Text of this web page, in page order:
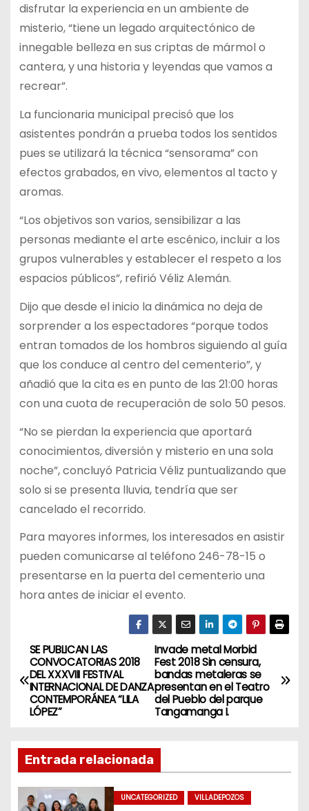
disfrutar la experiencia en un ambiente de
misterio, “tiene un legado arquitectónico de
innegable belleza en sus criptas de mármol o
cantera, y una historia y leyendas que vamos a
recrear”.
La funcionaria municipal precisó que los
asistentes pondrán a prueba todos los sentidos
pues se utilizará la técnica “sensorama” con
efectos grabados, en vivo, elementos al tacto y
aromas.
“Los objetivos son varios, sensibilizar a las
personas mediante el arte escénico, incluir a los
grupos vulnerables y establecer el respeto a los
espacios públicos”, refirió Véliz Alemán.
Dijo que desde el inicio la dinámica no deja de
sorprender a los espectadores “porque todos
entran tomados de los hombros siguiendo al guía
que los conduce al centro del cementerio”, y
añadió que la cita es en punto de las 21:00 horas
con una cuota de recuperación de solo 50 pesos.
“No se pierdan la experiencia que aportará
conocimientos, diversión y misterio en una sola
noche”, concluyó Patricia Véliz puntualizando que
solo si se presenta lluvia, tendría que ser
cancelado el recorrido.
Para mayores informes, los interesados en asistir
pueden comunicarse al teléfono 246-78-15 o
presentarse en la puerta del cementerio una
hora antes de iniciar el evento.
N
a
v
e
g
a
Invade metal Morbid
Fest 2018 Sin censura,
bandas metaleras se
presentan en el Teatro
del Pueblo del parque
Tangamanga I.
SE PUBLICAN LAS
CONVOCATORIAS 2018
DEL XXXVIII FESTIVAL
INTERNACIONAL DE DANZA
CONTEMPORÁNEA “LILA
LÓPEZ”
Entrada relacionada
UNCATEGORIZED VILLADEPOZOS